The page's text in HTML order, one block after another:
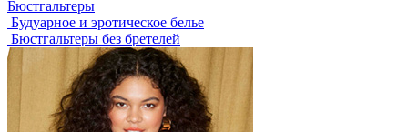
Бюстгальтеры
Будуарное и эротическое белье
Бюстгальтеры без бретелей